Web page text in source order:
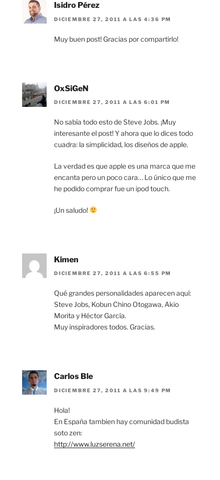
Isidro Pérez
DICIEMBRE 27, 2011 A LAS 4:36 PM
Muy buen post! Gracias por compartirlo!
OxSiGeN
DICIEMBRE 27, 2011 A LAS 6:01 PM
No sabía todo esto de Steve Jobs. ¡Muy
interesante el post! Y ahora que lo dices todo
cuadra: la simplicidad, los diseños de apple.
La verdad es que apple es una marca que me
encanta pero un poco cara… Lo único que me
he podido comprar fue un ipod touch.
¡Un saludo!
Kimen
DICIEMBRE 27, 2011 A LAS 6:55 PM
Qué grandes personalidades aparecen aquí:
Steve Jobs, Kobun Chino Otogawa, Akio
Morita y Héctor García.
Muy inspiradores todos. Gracias.
Carlos Ble
DICIEMBRE 27, 2011 A LAS 9:49 PM
Hola!
En España tambien hay comunidad budista
soto zen:
http://www.luzserena.net/